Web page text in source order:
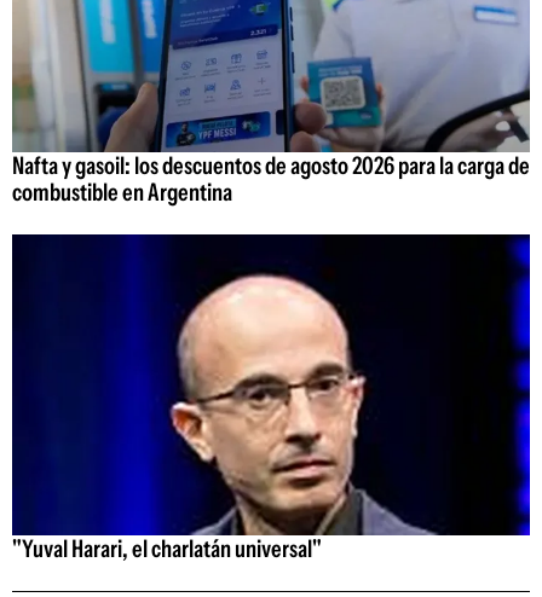
Nafta y gasoil: los descuentos de agosto 2026 para la carga de
combustible en Argentina
"Yuval Harari, el charlatán universal"